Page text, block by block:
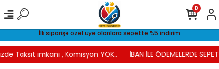
İlk siparişe özel üye olanlara sepette %5 indirim
Taksit imkanı , Komisyon YOK.. İBAN İLE ÖDEMELERDE
0